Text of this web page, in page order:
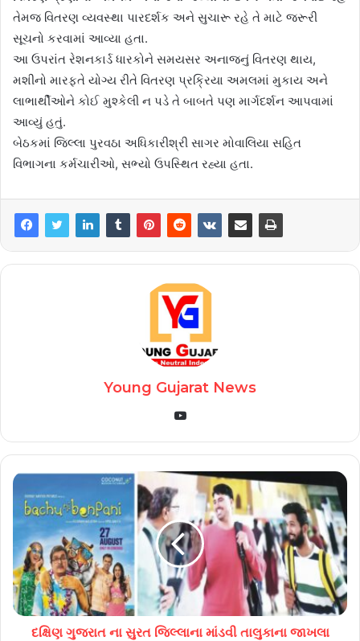
તેમજ વિતરણ વ્યવસ્થા પારદર્શક અને સુચારૂ રહે તે માટે જરૂરી
સૂચનો કરવામાં આવ્યા હતા.
આ ઉપરાંત રેશનકાર્ડ ધારકોને સમયસર અનાજનું વિતરણ થાય,
મશીનો મારફતે યોગ્ય રીતે વિતરણ પ્રક્રિયા અમલમાં મુકાય અને
લાભાર્થીઓને કોઈ મુશ્કેલી ન પડે તે બાબતે પણ માર્ગદર્શન આપવામાં
આવ્યું હતું.
બેઠકમાં જિલ્લા પુરવઠા અધિકારીશ્રી સાગર મોવાલિયા સહિત
વિભાગના કર્મચારીઓ, સભ્યો ઉપસ્થિત રહ્યા હતા.
Young Gujarat News
YouTube
દક્ષિણ ગુજરાત ના સુરત જિલ્લાના માંડવી તાલુકાના જાખલા